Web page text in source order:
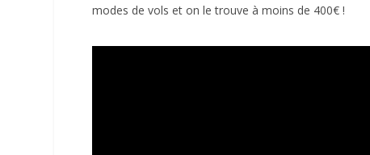
modes de vols et on le trouve à moins de 400€ !